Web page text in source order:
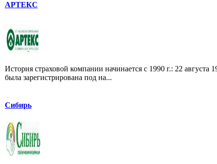
АРТЕКС
История страховой компании начинается с 1990 г.: 22
была зарегистрирована под на...
Сибирь